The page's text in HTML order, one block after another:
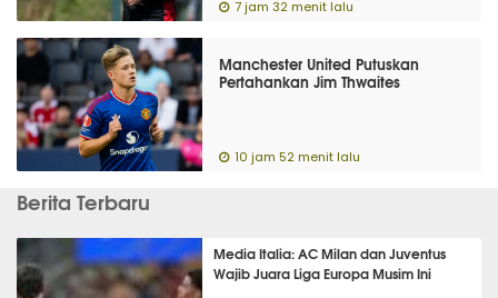
7 jam 32 menit lalu
Manchester United Putuskan
Pertahankan Jim Thwaites
10 jam 52 menit lalu
Berita Terbaru
Media Italia: AC Milan dan Juventus
Wajib Juara Liga Europa Musim Ini